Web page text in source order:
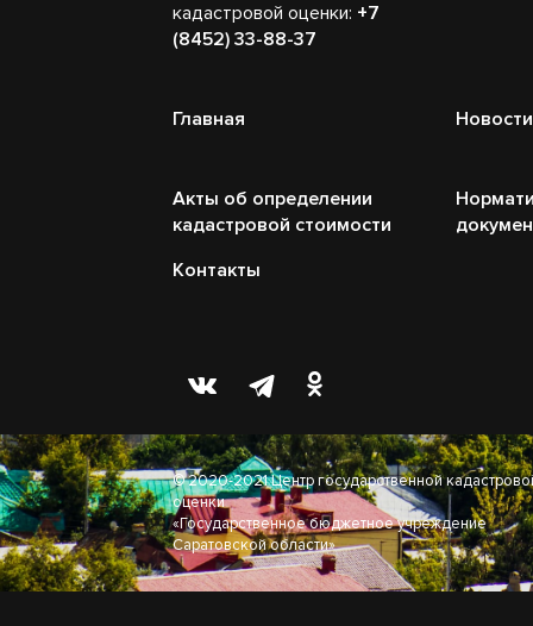
кадастровой оценки: +7
(8452) 33-88-37
Главная Новости
Акты об определении
кадастровой стоимости
Контакты
© 2020-2021 Центр государственной
оценки
«Государственное бюджетное учреждение
Саратовской области»